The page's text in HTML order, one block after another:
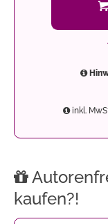
inkl.
kaufen?!